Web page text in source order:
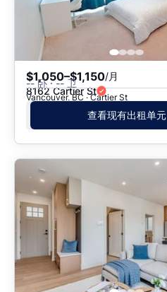
$1,050–$1,150/月
-- 卧 · -- 卫
8162 Cartier St
Vancouver, BC · Cartier St
查看现有出租单元